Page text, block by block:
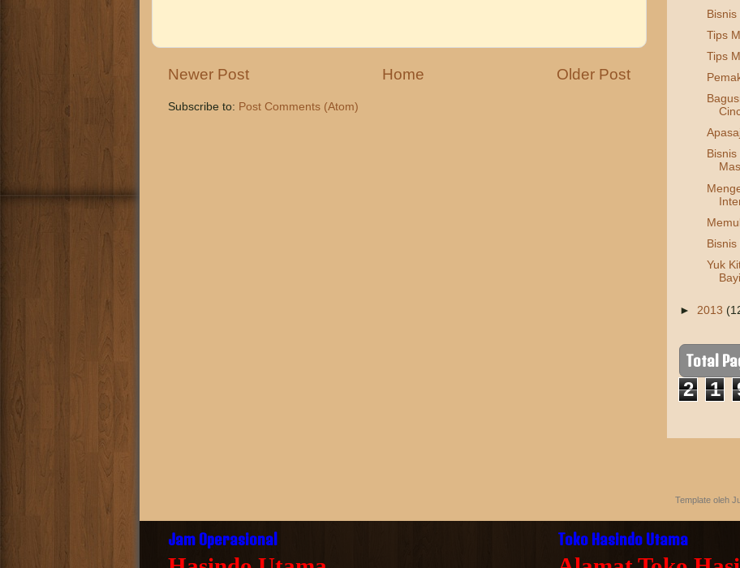
Newer Post Older Post
Home
Subscribe to: Post Comments (Atom)
Tips
Tips
Yuk
Bayi
► 2013
Total
2 1
Template oleh
Jam Operasional Toko Hasindo Utama